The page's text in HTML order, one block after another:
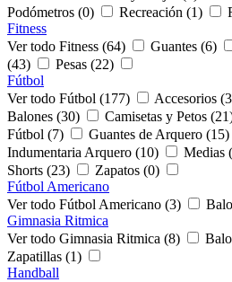
Podómetros (0)
Recreación (1)
Fitness
Ver todo Fitness (64)
Guantes (6)
(43)
Pesas (22)
Fútbol
Ver todo Fútbol (177)
Accesorios
Balones (30)
Camisetas y Petos
Fútbol (7)
Guantes de Arquero (15)
Indumentaria Arquero (10)
Medias
Shorts (23)
Zapatos (0)
Fútbol Americano
Ver todo Fútbol Americano (3)
Gimnasia Ritmica
Ver todo Gimnasia Ritmica (8)
Zapatillas (1)
Handball